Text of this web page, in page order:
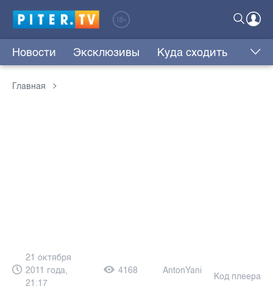
Новости Эксклюзивы Куда сходить
Главная
21 октября
2011 года,
21:17
4168 AntonYani
Код плеера